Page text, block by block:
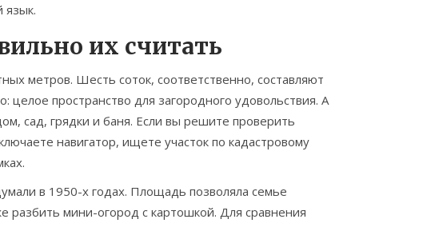
язык.
их считать
метров. Шесть соток, соответственно, составляют
пространство для загородного удовольствия. А
сад, грядки и баня. Если вы решите проверить
навигатор, ищете участок по кадастровому
в 1950-х годах. Площадь позволяла семье
мини-огород с картошкой. Для сравнения